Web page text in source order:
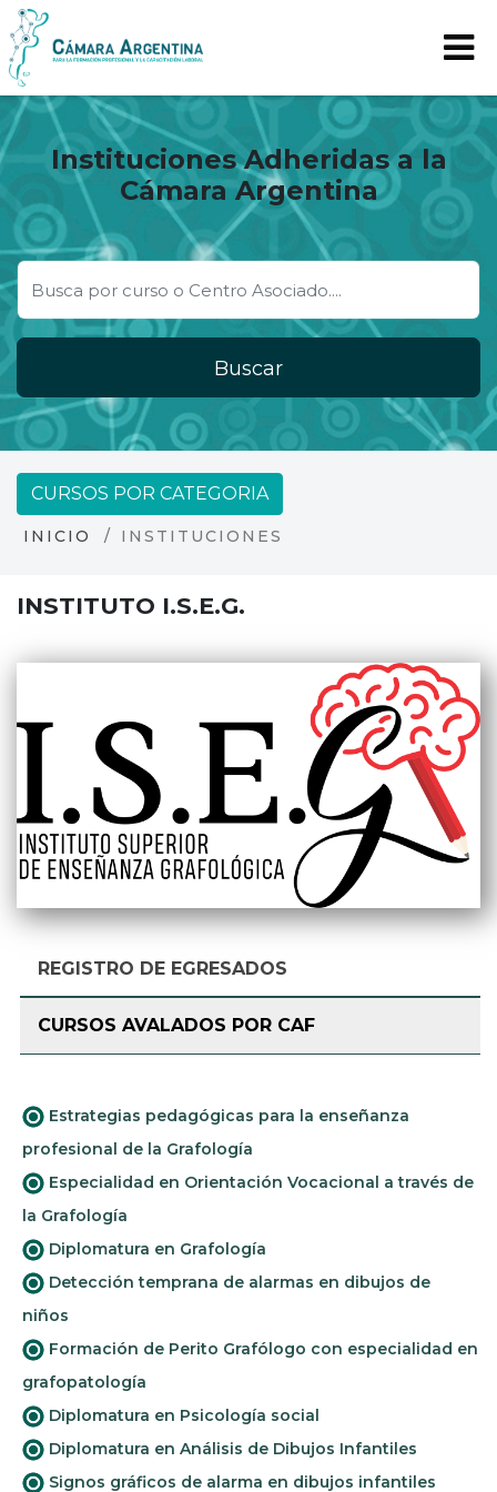
Instituciones Adheridas a la
Cámara Argentina
Buscar
CURSOS POR CATEGORIA
INICIO INSTITUCIONES
INSTITUTO I.S.E.G.
REGISTRO DE EGRESADOS
CURSOS AVALADOS POR CAF
Estrategias pedagógicas para la enseñanza
profesional de la Grafología
Especialidad en Orientación Vocacional a través de
la Grafología
Diplomatura en Grafología
Detección temprana de alarmas en dibujos de
niños
Formación de Perito Grafólogo con especialidad en
grafopatología
Diplomatura en Psicología social
Diplomatura en Análisis de Dibujos Infantiles
Signos gráficos de alarma en dibujos infantiles